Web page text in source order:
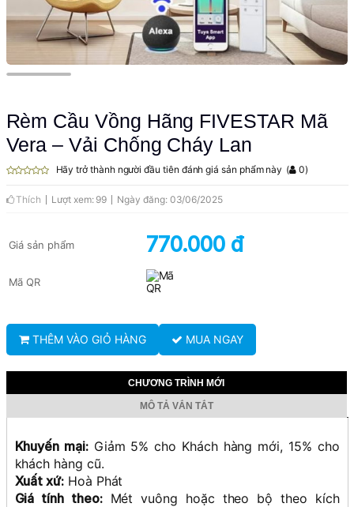
Rèm Cầu Vồng Hãng FIVESTAR Mã
Vera – Vải Chống Cháy Lan
Hãy trở thành người đầu tiên đánh giá sản phẩm này ( 0)
Thích Lượt xem: 99 Ngày đăng: 03/06/2025
Giá sản phẩm 770.000 đ
Mã QR
THÊM VÀO GIỎ HÀNG MUA NGAY
CHƯƠNG TRÌNH MỚI
MÔ TẢ VẮN TẮT
Khuyến mại:Giảm 5% cho Khách hàng mới, 15% cho
khách hàng cũ.
Xuất xứ: Hoà Phát
Giá tính theo:Mét vuông hoặc theo bộ theo kích